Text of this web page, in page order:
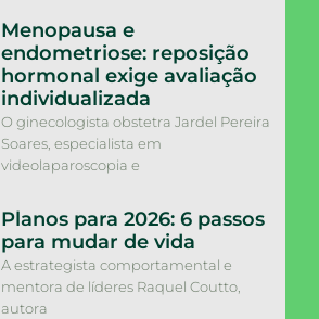
Menopausa e
endometriose: reposição
hormonal exige avaliação
individualizada
O ginecologista obstetra Jardel Pereira
Soares, especialista em
videolaparoscopia e
Planos para 2026: 6 passos
para mudar de vida
A estrategista comportamental e
mentora de líderes Raquel Coutto,
autora